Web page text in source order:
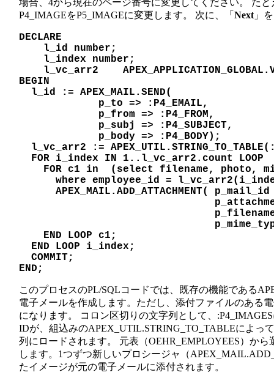
P4_IMAGEをP5_IMAGEに変更します。 次に、「 Next 」
DECLARE
    l_id number;
    l_index number;
l_vc_arr2
BEGIN
  l_id := APEX_MAIL.SEND(
             p_to => :P4_EMAIL,
             p_from => :P4_FROM,
             p_subj => :P4_SUBJECT,
             p_body => :P4_BODY);
l_vc_arr2 :=
  FOR i_index IN 1..l_vc_arr2.count LOOP
FOR c1 in  (select filename, photo,
where employee_id =
APEX_MAIL.ADD_ATTACHMENT( p_mail_id
    END LOOP c1;
  END LOOP i_index;
  COMMIT;
END;
このプロセスのPL/SQLコードでは、既存の機能である
電子メールを作成します。ただし、添付ファイルのある
になります。 コロン区切りの文字列として、
IDが、組込みのAPEX_UTIL.STRING_TO_TABLEによっ
列にロードされます。 元表（OEHR_EMPLOYEES）か
します。1つずつ新しいプロシージャ（
たイメージが元の電子メールに添付されます。